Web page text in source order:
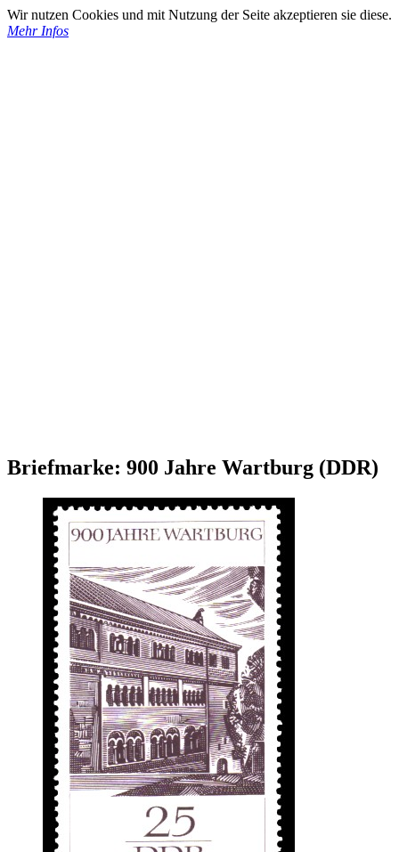
Wir nutzen Cookies und mit Nutzung der Seite akzeptieren sie diese.
Mehr Infos
Briefmarke: 900 Jahre Wartburg (DDR)